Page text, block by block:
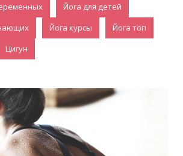
Йога для детей
Йога курсы
Йога топ
Цигун